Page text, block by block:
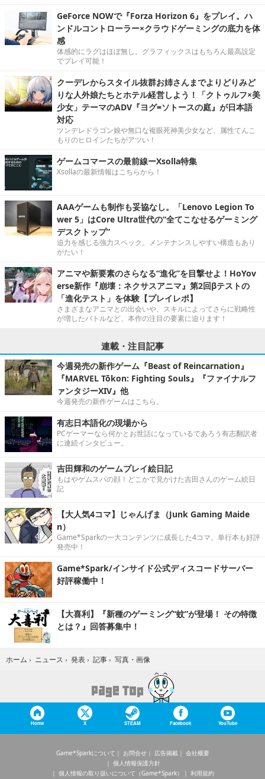
GeForce NOWで『Forza Horizon 6』をプレイ。ハ
ンドルコントローラー×クラウドゲーミングの底力を体
感
体感的にラグはほぼ無し。グラフィックスはもちろん最高設定
でプレイ可能！
クーデレからスタイル抜群お姉さんまでよりどりみど
りな人外娘たちとホテル経営しよう！「クトゥルフ×美
少女」テーマのADV『ヨグ=ソトースの庭』が日本語
対応
ツンデレドラゴン娘や無口な複眼死神美少女など、属性てんこ
もりのヒロインたちがアツい！
ゲームコマースの最前線ーXsolla特集
Xsollaの最新情報はこちらから！
AAAゲームも制作も妥協なし。「Lenovo Legion To
wer 5」はCore Ultra世代の“全てこなせるゲーミング
デスクトップ”
迫力を感じる強力スペック。メンテナンスしやすい構造もあり
がたい！
アニマや新要素のさらなる“進化”を目撃せよ！HoYov
erse新作『崩壊：ネクサスアニマ』第2回βテストの
「進化テスト」を体験【プレイレポ】
さまざまなアニマとの出会いや、スキルによってさらに戦略性
が増したバトルなど、本作の注目の要素に迫ります！
連載・注目記事
今週発売の新作ゲーム『Beast of Reincarnation』
『MARVEL Tōkon: Fighting Souls』『ファイナルフ
ァンタジーXIV』他
今週発売の新作ゲームはこちら。
有志日本語化の現場から
PCゲーマーなら何かとお世話になっているであろう有志翻訳者
に連続インタビュー。
吉田輝和のゲームプレイ絵日記
もはやゲムスパの顔！どこかで見かけた吉田さんのゲーム絵日
記
【大人気4コマ】じゃんげま（Junk Gaming Maide
n）
Game*Sparkの一大コンテンツに成長した4コマ。単行本も好評
発売中！
Game*Spark/インサイド公式ディスコードサーバー
好評稼働中！
【大喜利】『新種のゲーミング“蚊”が登場！ その特徴
とは？』回答募集中！
ホーム › ニュース › 発表 › 記事 › 写真・画像
Home X STEAM Facebook YouTube
Game*Sparkについて お問合せ 広告掲載
会社概要
個人情報保護方針
個人情報の取り扱いについて（Game*Spark）
利用規約